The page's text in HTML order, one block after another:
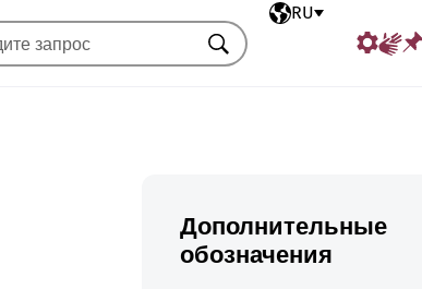
Выбранный язык
RU
Искать
Дополнительные
обозначения